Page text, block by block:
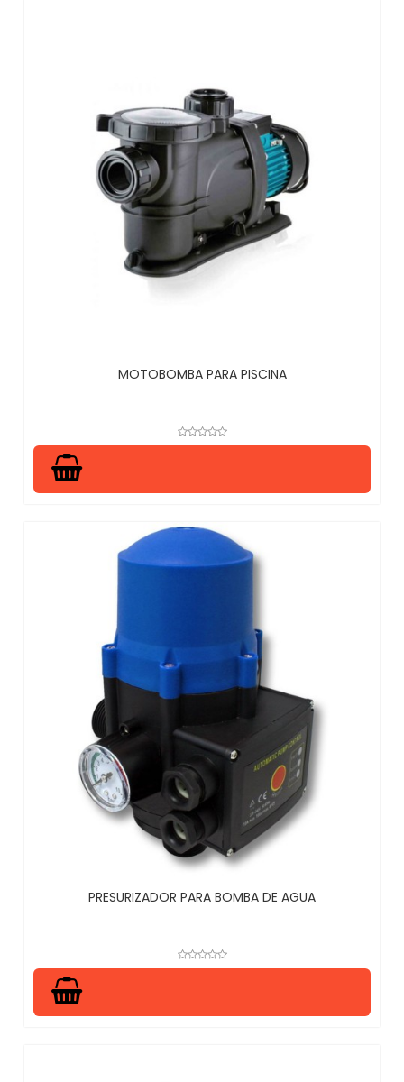
MOTOBOMBA PARA PISCINA
PRESURIZADOR PARA BOMBA DE AGUA